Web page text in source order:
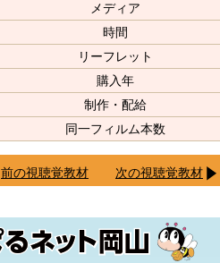
メディア
時間
リーフレット
購入年
制作・配給
同一フィルム本数
前の視聴覚教材 次の視聴覚教材